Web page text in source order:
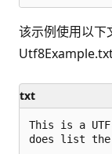
该示例使用以下
Utf8Example.txt
txt
This is a
does list